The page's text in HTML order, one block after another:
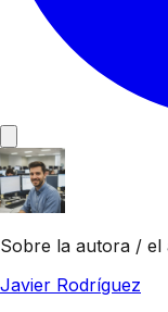
Sobre la autora / el
Javier Rodríguez